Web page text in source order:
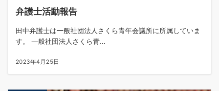
弁護士活動報告
田中弁護士は一般社団法人さくら青年会議所に所属していま
す。 一般社団法人さくら青…
2023年4月25日